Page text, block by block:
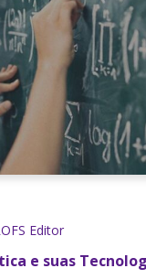
Editor
e suas